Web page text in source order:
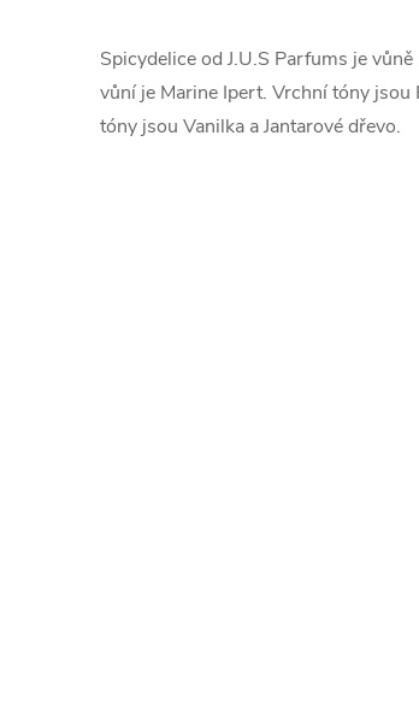
Spicydelice od J.U.S Parfums je
vůní je Marine Ipert. Vrchní tóny jsou
tóny jsou Vanilka a Jantarové dřevo.